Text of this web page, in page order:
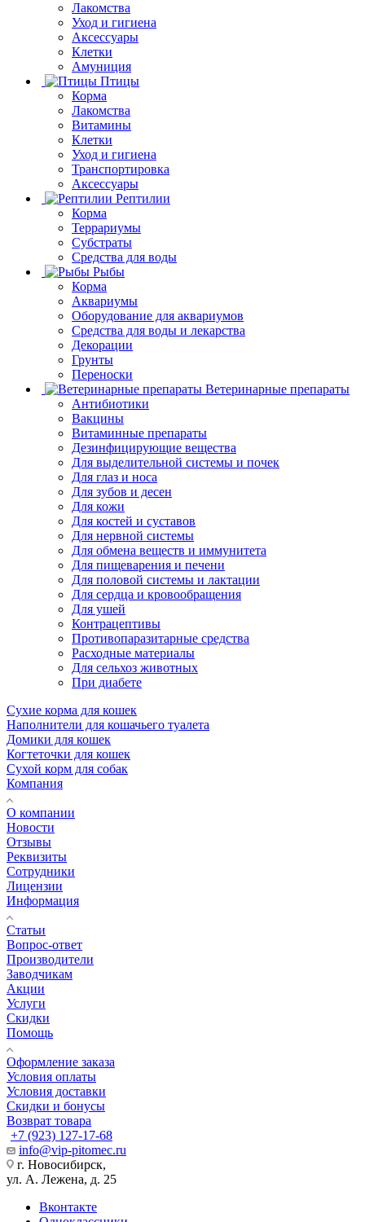
Лакомства
Уход и гигиена
Аксессуары
Клетки
Амуниция
Птицы
Корма
Лакомства
Витамины
Клетки
Уход и гигиена
Транспортировка
Аксессуары
Рептилии
Корма
Террариумы
Субстраты
Средства для воды
Рыбы
Корма
Аквариумы
Оборудование для аквариумов
Средства для воды и лекарства
Декорации
Грунты
Переноски
Ветеринарные препараты
Антибиотики
Вакцины
Витаминные препараты
Дезинфицирующие вещества
Для выделительной системы и почек
Для глаз и носа
Для зубов и десен
Для кожи
Для костей и суставов
Для нервной системы
Для обмена веществ и иммунитета
Для пищеварения и печени
Для половой системы и лактации
Для сердца и кровообращения
Для ушей
Контрацептивы
Противопаразитарные средства
Расходные материалы
Для сельхоз животных
При диабете
Сухие корма для кошек
Наполнители для кошачьего туалета
Домики для кошек
Когтеточки для кошек
Сухой корм для собак
Компания
О компании
Новости
Отзывы
Реквизиты
Сотрудники
Лицензии
Информация
Статьи
Вопрос-ответ
Производители
Заводчикам
Акции
Услуги
Скидки
Помощь
Оформление заказа
Условия оплаты
Условия доставки
Скидки и бонусы
Возврат товара
+7 (923) 127-17-68
info@vip-pitomec.ru
г. Новосибирск,
ул. А. Лежена, д. 25
Вконтакте